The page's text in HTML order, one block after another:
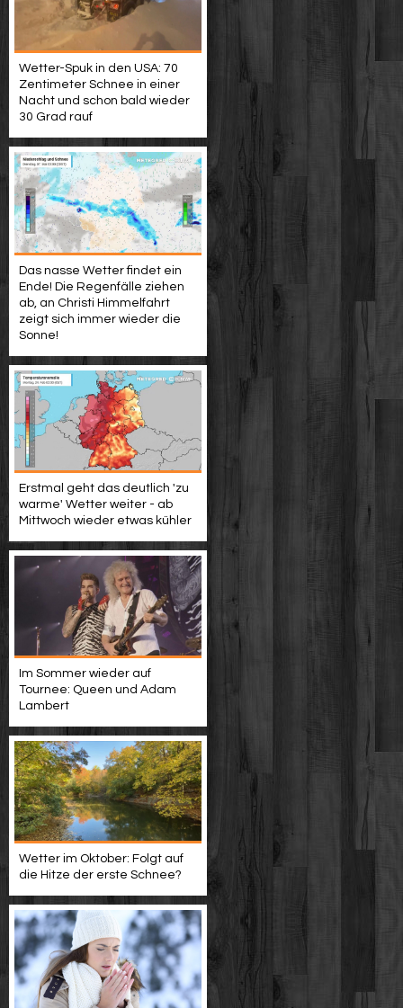
Wetter-Spuk in den USA: 70
Zentimeter Schnee in einer
Nacht und schon bald wieder
30 Grad rauf
Das nasse Wetter findet ein
Ende! Die Regenfälle ziehen
ab, an Christi Himmelfahrt
zeigt sich immer wieder die
Sonne!
Erstmal geht das deutlich 'zu
warme' Wetter weiter - ab
Mittwoch wieder etwas kühler
Im Sommer wieder auf
Tournee: Queen und Adam
Lambert
Wetter im Oktober: Folgt auf
die Hitze der erste Schnee?